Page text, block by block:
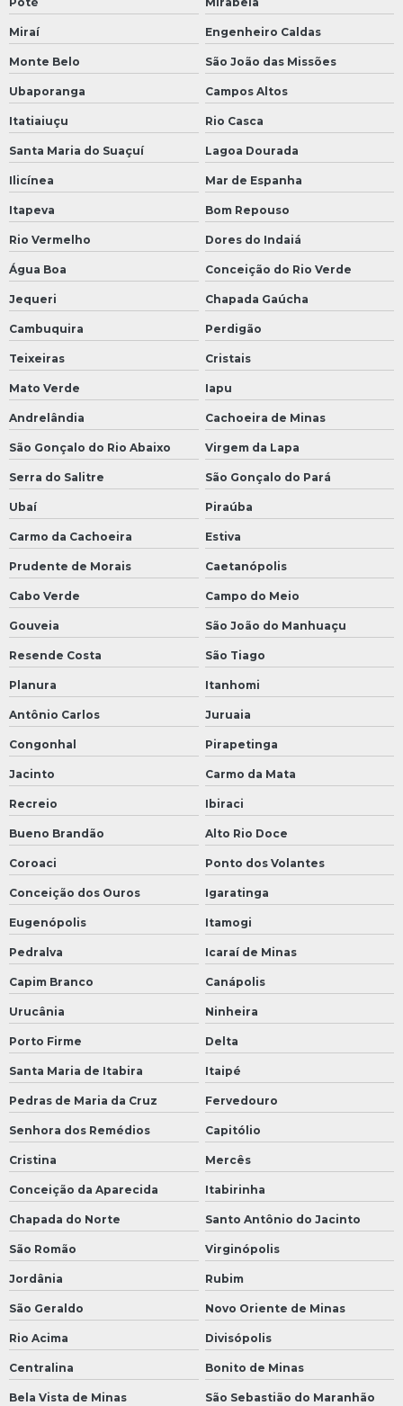
Miraí Engenheiro Caldas
Monte Belo São João das Missões
Ubaporanga Campos Altos
Itatiaiuçu Rio Casca
Santa Maria do Suaçuí Lagoa Dourada
Ilicínea Mar de Espanha
Itapeva Bom Repouso
Rio Vermelho Dores do Indaiá
Água Boa Conceição do Rio Verde
Jequeri Chapada Gaúcha
Cambuquira Perdigão
Teixeiras Cristais
Mato Verde Iapu
Andrelândia Cachoeira de Minas
São Gonçalo do Rio Abaixo Virgem da Lapa
Serra do Salitre São Gonçalo do Pará
Ubaí Piraúba
Carmo da Cachoeira Estiva
Prudente de Morais Caetanópolis
Cabo Verde Campo do Meio
Gouveia São João do Manhuaçu
Resende Costa São Tiago
Planura Itanhomi
Antônio Carlos Juruaia
Congonhal Pirapetinga
Jacinto Carmo da Mata
Recreio Ibiraci
Bueno Brandão Alto Rio Doce
Coroaci Ponto dos Volantes
Conceição dos Ouros Igaratinga
Eugenópolis Itamogi
Pedralva Icaraí de Minas
Capim Branco Canápolis
Urucânia Ninheira
Porto Firme Delta
Santa Maria de Itabira Itaipé
Pedras de Maria da Cruz Fervedouro
Senhora dos Remédios Capitólio
Cristina Mercês
Conceição da Aparecida Itabirinha
Chapada do Norte Santo Antônio do Jacinto
São Romão Virginópolis
Jordânia Rubim
São Geraldo Novo Oriente de Minas
Rio Acima Divisópolis
Centralina Bonito de Minas
Bela Vista de Minas São Sebastião do Maranhão